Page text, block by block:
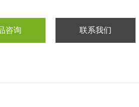
咨询 联系我们